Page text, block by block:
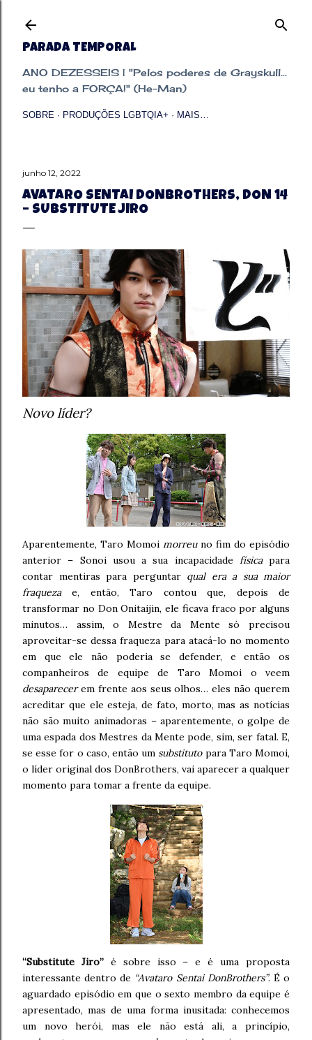
PARADA TEMPORAL
ANO DEZESSEIS | "Pelos poderes de Grayskull...
eu tenho a FORÇA!" (He-Man)
SOBRE PRODUÇÕES LGBTQIA+ MAIS…
junho 12, 2022
AVATARO SENTAI DONBROTHERS, DON 14
– SUBSTITUTE JIRO
Novo líder?
Aparentemente, Taro Momoi morreuno fim do episódio
anterior – Sonoi usou a sua incapacidade físicapara
contar mentiras para perguntar qual era a sua maior
fraquezae, então, Taro contou que, depois de
transformar no Don Onitaijin, ele ficava fraco por alguns
minutos… assim, o Mestre da Mente só precisou
aproveitar-se dessa fraqueza para atacá-lo no momento
em que ele não poderia se defender, e então os
companheiros de equipe de Taro Momoi o veem
desaparecerem frente aos seus olhos… eles não querem
acreditar que ele esteja, de fato, morto, mas as notícias
não são muito animadoras – aparentemente, o golpe de
uma espada dos Mestres da Mente pode, sim, ser fatal. E,
se esse for o caso, então um substitutopara Taro Momoi,
o líder original dos DonBrothers, vai aparecer a qualquer
momento para tomar a frente da equipe.
“Substitute Jiro”é sobre isso – e é uma proposta
interessante dentro de “Avataro Sentai DonBrothers”. É o
aguardado episódio em que o sexto membro da equipe é
apresentado, mas de uma forma inusitada: conhecemos
um novo herói, mas ele não está ali, a princípio,